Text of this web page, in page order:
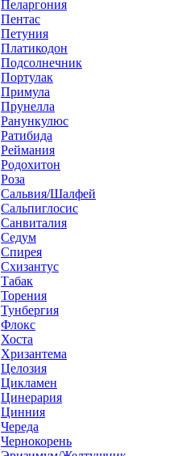
Пеларгония
Пентас
Петуния
Платикодон
Подсолнечник
Портулак
Примула
Прунелла
Ранункулюс
Ратибида
Реймания
Родохитон
Роза
Сальвия/Шалфей
Сальпиглосис
Санвиталия
Седум
Спирея
Схизантус
Табак
Торения
Тунбергия
Флокс
Хоста
Хризантема
Целозия
Цикламен
Цинерария
Цинния
Череда
Чернокорень